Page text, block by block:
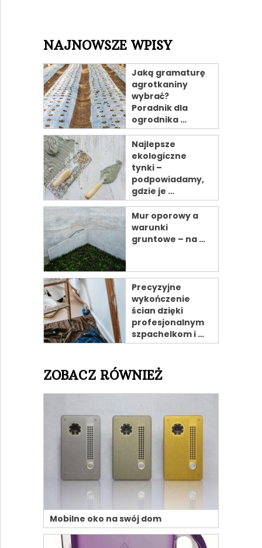
NAJNOWSZE WPISY
Jaką gramaturę
agrotkaniny
wybrać?
Poradnik dla
ogrodnika …
Najlepsze
ekologiczne
tynki –
podpowiadamy,
gdzie je …
Mur oporowy a
warunki
gruntowe – na …
Precyzyjne
wykończenie
ścian dzięki
profesjonalnym
szpachelkom i …
ZOBACZ RÓWNIEŻ
Mobilne oko na swój dom